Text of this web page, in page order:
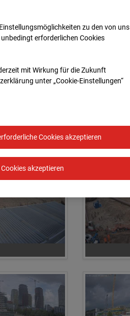
zu den von uns
erforderlichen Cookies
mit Wirkung für die Zukunft
unter „Cookie-Einstellungen“
Cookies akzeptieren
Cookies akzeptieren